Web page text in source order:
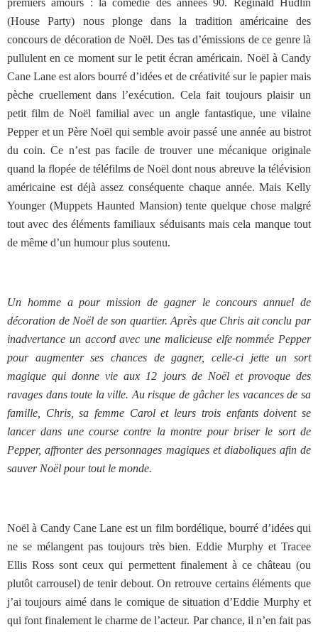
premiers amours : la comédie des années 90. Reginald Hudlin
(House Party) nous plonge dans la tradition américaine des
concours de décoration de Noël. Des tas d’émissions de ce genre là
pullulent en ce moment sur le petit écran américain. Noël à Candy
Cane Lane est alors bourré d’idées et de créativité sur le papier mais
pèche cruellement dans l’exécution. Cela fait toujours plaisir un
petit film de Noël familial avec un angle fantastique, une vilaine
Pepper et un Père Noël qui semble avoir passé une année au bistrot
du coin. Ce n’est pas facile de trouver une mécanique originale
quand la flopée de téléfilms de Noël dont nous abreuve la télévision
américaine est déjà assez conséquente chaque année. Mais Kelly
Younger (Muppets Haunted Mansion) tente quelque chose malgré
tout avec des éléments familiaux séduisants mais cela manque tout
de même d’un humour plus soutenu.
Un homme a pour mission de gagner le concours annuel de
décoration de Noël de son quartier. Après que Chris ait conclu par
inadvertance un accord avec une malicieuse elfe nommée Pepper
pour augmenter ses chances de gagner, celle-ci jette un sort
magique qui donne vie aux 12 jours de Noël et provoque des
ravages dans toute la ville. Au risque de gâcher les vacances de sa
famille, Chris, sa femme Carol et leurs trois enfants doivent se
lancer dans une course contre la montre pour briser le sort de
Pepper, affronter des personnages magiques et diaboliques afin de
sauver Noël pour tout le monde.
Noël à Candy Cane Lane est un film bordélique, bourré d’idées qui
ne se mélangent pas toujours très bien. Eddie Murphy et Tracee
Ellis Ross sont ceux qui permettent finalement à ce château (ou
plutôt carrousel) de tenir debout. On retrouve certains éléments que
j’ai toujours aimé dans le comique de situation d’Eddie Murphy et
qui font finalement le charme de l’acteur. Par chance, il n’en fait pas